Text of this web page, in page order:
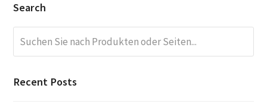
Search
Sie
nach
oder
Recent Posts